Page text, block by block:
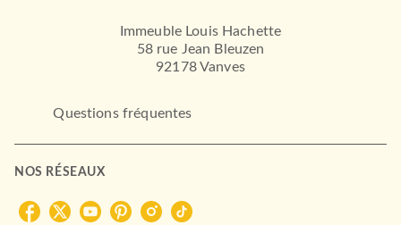
Immeuble Louis Hachette
58 rue Jean Bleuzen
92178 Vanves
Questions fréquentes
NOS RÉSEAUX